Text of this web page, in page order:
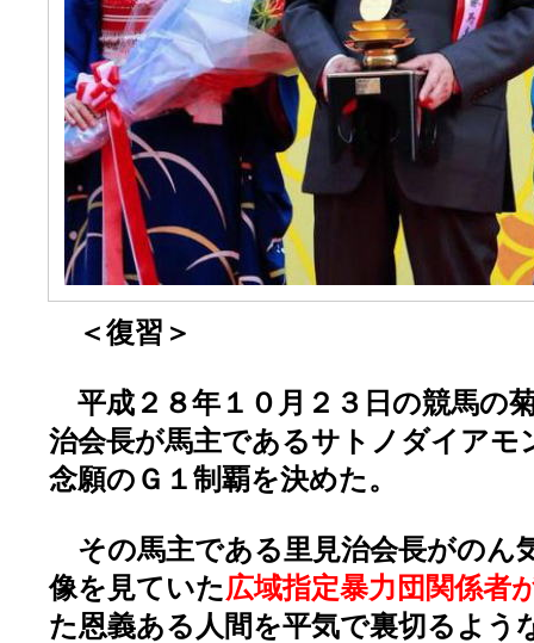
＜復習＞
平成２８年１０月２３日の競馬の
治会長が馬主であるサトノダイアモ
念願のＧ１制覇を決めた。
その馬主である里見治会長がのん
像を見ていた広域指定暴力団関係者
た恩義ある人間を平気で裏切るよう